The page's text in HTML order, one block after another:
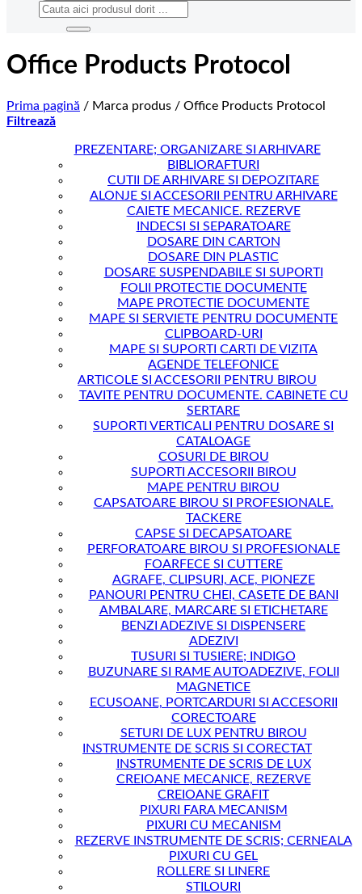
Caută
Office Products Protocol
Prima pagină / Marca produs / Office Products Protocol
Filtrează
PREZENTARE; ORGANIZARE SI ARHIVARE
BIBLIORAFTURI
CUTII DE ARHIVARE SI DEPOZITARE
ALONJE SI ACCESORII PENTRU ARHIVARE
CAIETE MECANICE. REZERVE
INDECSI SI SEPARATOARE
DOSARE DIN CARTON
DOSARE DIN PLASTIC
DOSARE SUSPENDABILE SI SUPORTI
FOLII PROTECTIE DOCUMENTE
MAPE PROTECTIE DOCUMENTE
MAPE SI SERVIETE PENTRU DOCUMENTE
CLIPBOARD-URI
MAPE SI SUPORTI CARTI DE VIZITA
AGENDE TELEFONICE
ARTICOLE SI ACCESORII PENTRU BIROU
TAVITE PENTRU DOCUMENTE. CABINETE CU
SERTARE
SUPORTI VERTICALI PENTRU DOSARE SI
CATALOAGE
COSURI DE BIROU
SUPORTI ACCESORII BIROU
MAPE PENTRU BIROU
CAPSATOARE BIROU SI PROFESIONALE.
TACKERE
CAPSE SI DECAPSATOARE
PERFORATOARE BIROU SI PROFESIONALE
FOARFECE SI CUTTERE
AGRAFE, CLIPSURI, ACE, PIONEZE
PANOURI PENTRU CHEI, CASETE DE BANI
AMBALARE, MARCARE SI ETICHETARE
BENZI ADEZIVE SI DISPENSERE
ADEZIVI
TUSURI SI TUSIERE; INDIGO
BUZUNARE SI RAME AUTOADEZIVE, FOLII
MAGNETICE
ECUSOANE, PORTCARDURI SI ACCESORII
CORECTOARE
SETURI DE LUX PENTRU BIROU
INSTRUMENTE DE SCRIS SI CORECTAT
INSTRUMENTE DE SCRIS DE LUX
CREIOANE MECANICE, REZERVE
CREIOANE GRAFIT
PIXURI FARA MECANISM
PIXURI CU MECANISM
REZERVE INSTRUMENTE DE SCRIS; CERNEALA
PIXURI CU GEL
ROLLERE SI LINERE
STILOURI